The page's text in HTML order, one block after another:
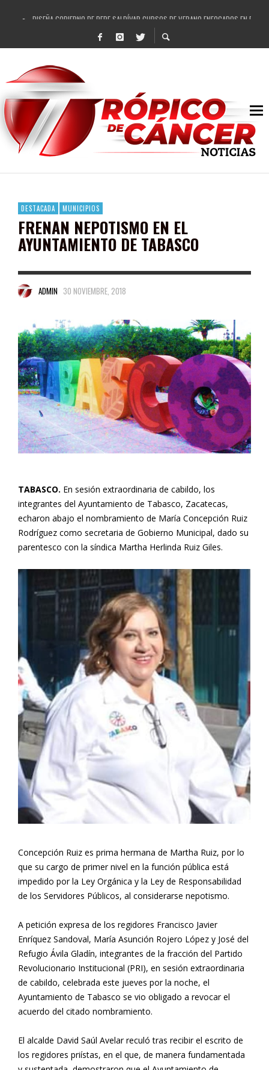
DISEÑA GOBIERNO DE PEPE SALDÍVAR CURSOS DE VERANO ENFOCADOS EN
REFRENDAN LOS 28 DELEGADOS Y 14 COMISARIADOS DE GUADALUPE APOYO A
FORTALECE GOBIERNO DE PEPE SALDÍVAR LA EDUCACIÓN EN LA ZACATECANA
GOBIERNO DE PEPE SALDÍVAR Y GRUPO FEMSA GENERAN MÁS DE 3 MIL EMPLEOS
CUARTA FERIA EXPO AGROPECUARIA TRAJO BENEFICIO DIRECTO A GUADALUPE:
RECONOCE PEPE SALDÍVAR A ARTISTA ZACATECANA VICTORIA HERNÁNDEZ
EGRESA GOBIERNO DE PEPE SALDÍVAR A 500 NUEVAS EMPRESARIAS
SON MUJERES GUADALUPENSES PRINCIPALES BENEFICIADAS DEL PROGRAMA
DESTACADA MUNICIPIOS
FRENAN NEPOTISMO EN EL
AYUNTAMIENTO DE TABASCO
ADMIN 30 NOVIEMBRE, 2018
TABASCO. En sesión extraordinaria de cabildo, los
integrantes del Ayuntamiento de Tabasco, Zacatecas,
echaron abajo el nombramiento de María Concepción Ruiz
Rodríguez como secretaria de Gobierno Municipal, dado su
parentesco con la síndica Martha Herlinda Ruiz Giles.
Concepción Ruiz es prima hermana de Martha Ruiz, por lo
que su cargo de primer nivel en la función pública está
impedido por la Ley Orgánica y la Ley de Responsabilidad
de los Servidores Públicos, al considerarse nepotismo.
A petición expresa de los regidores Francisco Javier
Enríquez Sandoval, María Asunción Rojero López y José del
Refugio Ávila Gladín, integrantes de la fracción del Partido
Revolucionario Institucional (PRI), en sesión extraordinaria
de cabildo, celebrada este jueves por la noche, el
Ayuntamiento de Tabasco se vio obligado a revocar el
acuerdo del citado nombramiento.
El alcalde David Saúl Avelar reculó tras recibir el escrito de
los regidores priístas, en el que, de manera fundamentada